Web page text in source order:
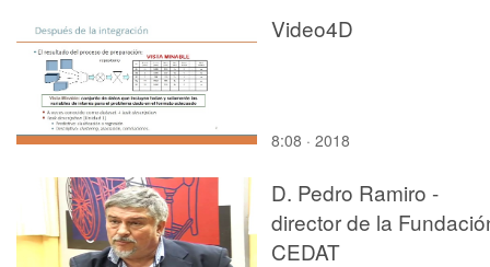
Video4D
8:08 · 2018
D. Pedro Ramiro -
director de la
CEDAT